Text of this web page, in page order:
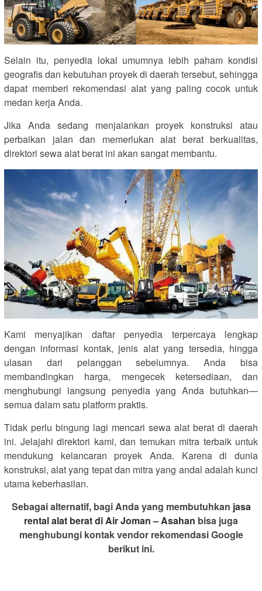
Selain itu, penyedia lokal umumnya lebih paham kondisi
geografis dan kebutuhan proyek di daerah tersebut, sehingga
dapat memberi rekomendasi alat yang paling cocok untuk
medan kerja Anda.
Jika Anda sedang menjalankan proyek konstruksi atau
perbaikan jalan dan memerlukan alat berat berkualitas,
direktori sewa alat berat ini akan sangat membantu.
Kami menyajikan daftar penyedia terpercaya lengkap
dengan informasi kontak, jenis alat yang tersedia, hingga
ulasan dari pelanggan sebelumnya. Anda bisa
membandingkan harga, mengecek ketersediaan, dan
menghubungi langsung penyedia yang Anda butuhkan—
semua dalam satu platform praktis.
Tidak perlu bingung lagi mencari sewa alat berat di daerah
ini. Jelajahi direktori kami, dan temukan mitra terbaik untuk
mendukung kelancaran proyek Anda. Karena di dunia
konstruksi, alat yang tepat dan mitra yang andal adalah kunci
utama keberhasilan.
Sebagai alternatif, bagi Anda yang membutuhkan jasa
rental alat berat di Air Joman – Asahan bisa juga
menghubungi kontak vendor rekomendasi Google
berikut ini.